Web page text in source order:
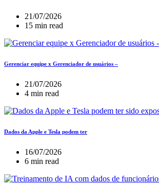
21/07/2026
15 min read
Gerenciar equipe x Gerenciador de usuários –
21/07/2026
4 min read
Dados da Apple e Tesla podem ter
16/07/2026
6 min read